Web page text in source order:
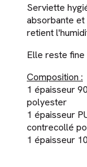
Serviette
absorbante et
retient
Elle reste
Composition :
1 épaisseur
polyester
1 épaisseur
contrecollé
1 épaisseur